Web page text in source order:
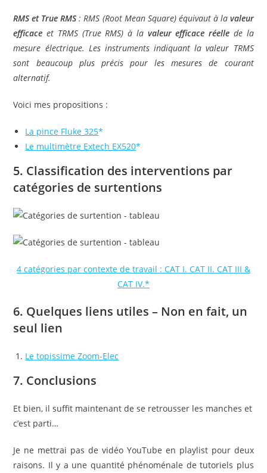
RMS et True RMS: RMS (Root Mean Square) équivaut à la valeur
efficace et TRMS (True RMS) à la valeur efficace réelle de la
mesure électrique. Les instruments indiquant la valeur TRMS
sont beaucoup plus précis pour les mesures de courant
alternatif.
Voici mes propositions :
La pince Fluke 325
Le multimètre Extech EX520
5. Classification des interventions par
catégories de surtentions
4 catégories par contexte de travail : CAT I. CAT II. CAT III &
CAT IV.*
6. Quelques liens utiles – Non en fait, un
seul lien
Le topissime Zoom-Elec
7. Conclusions
Et bien, il suffit maintenant de se retrousser les manches et
c’est parti…
Je ne mettrai pas de vidéo YouTube en playlist pour deux
raisons. Il y a une quantité phénoménale de tutoriels plus